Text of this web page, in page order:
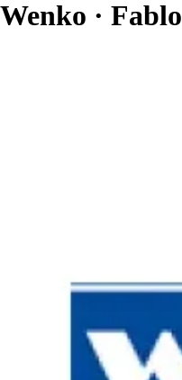
Wenko · Fablo